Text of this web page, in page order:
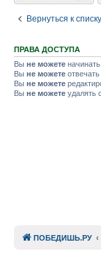
Вернуться к
ПРАВА ДОСТУПА
Вы не можете
Вы не можете
Вы не можете
Вы не можете удалять
ПОБЕДИШЬ.РУ